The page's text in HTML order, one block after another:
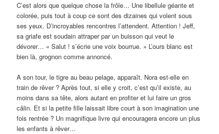
C’est alors que quelque chose la frôle… Une libellule géante et
colorée, puis tout à coup ce sont des dizaines qui volent sous
ses yeux. D’incroyables rencontres l’attendent. Attention ! Jeff,
sa griafe est soudain attraper par un buisson qui veut le
dévorer… « Salut ! s’écrie une voix bourrue. » L’ours blanc est
bien là, grognon comme annoncé.
A son tour, le tigre au beau pelage, apparaît. Nora est-elle en
train de rêver ? Après tout, si elle y croit, c’est qu’il existe, au
moins dans sa tête, alors autant en profiter et lui faire un gros
câlin. Et si la petite fille laissait libre court à son imagination une
fois rentrée ? Un magnifique livre qui encouragera encore un plus
les enfants à rêver…